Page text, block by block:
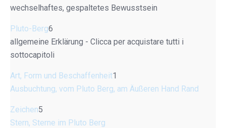
wechselhaftes, gespaltetes Bewusstsein
Pluto-Berg6
allgemeine Erklärung - Clicca per acquistare tutti i
sottocapitoli
Art, Form und Beschaffenheit1
Ausbuchtung, vom Pluto Berg, am Äußeren Hand Rand
Zeichen5
Stern, Sterne im Pluto Berg